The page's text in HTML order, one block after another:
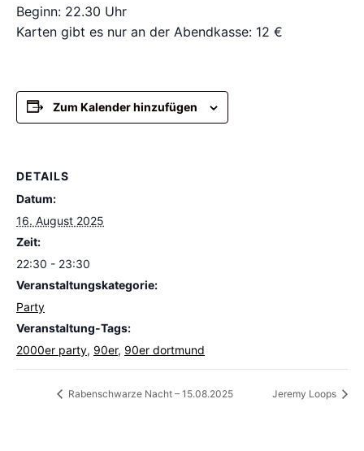
Beginn: 22.30 Uhr
Karten gibt es nur an der Abendkasse: 12 €
Zum Kalender hinzufügen
DETAILS
Datum:
16. August 2025
Zeit:
22:30 - 23:30
Veranstaltungskategorie:
Party
Veranstaltung-Tags:
2000er party, 90er, 90er dortmund
Rabenschwarze Nacht – 15.08.2025 Jeremy Loops